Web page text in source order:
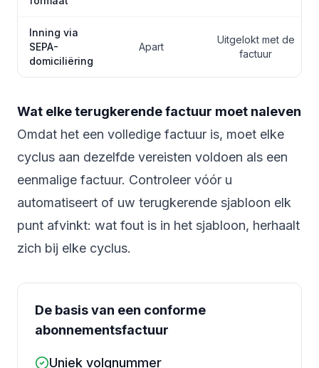
Inning via
SEPA-
domiciliëring
Apart
Uitgelokt met de
factuur
Wat elke terugkerende factuur moet naleven
Omdat het een volledige factuur is, moet elke
cyclus aan dezelfde vereisten voldoen als een
eenmalige factuur. Controleer vóór u
automatiseert of uw terugkerende sjabloon elk
punt afvinkt: wat fout is in het sjabloon, herhaalt
zich bij elke cyclus.
De basis van een conforme
abonnementsfactuur
Uniek volgnummer